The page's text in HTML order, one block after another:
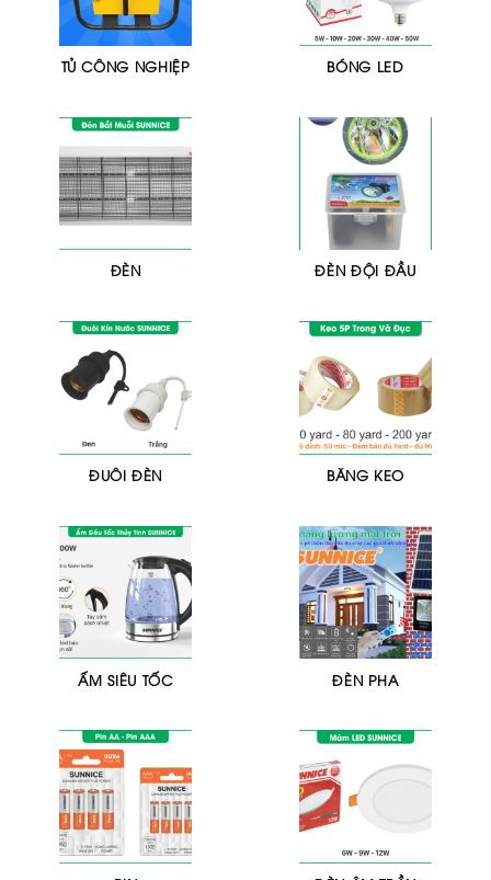
TỦ CÔNG NGHIỆP BÓNG LED
ĐÈN ĐÈN ĐỘI ĐẦU
ĐUÔI ĐÈN BĂNG KEO
ẤM SIÊU TỐC ĐÈN PHA